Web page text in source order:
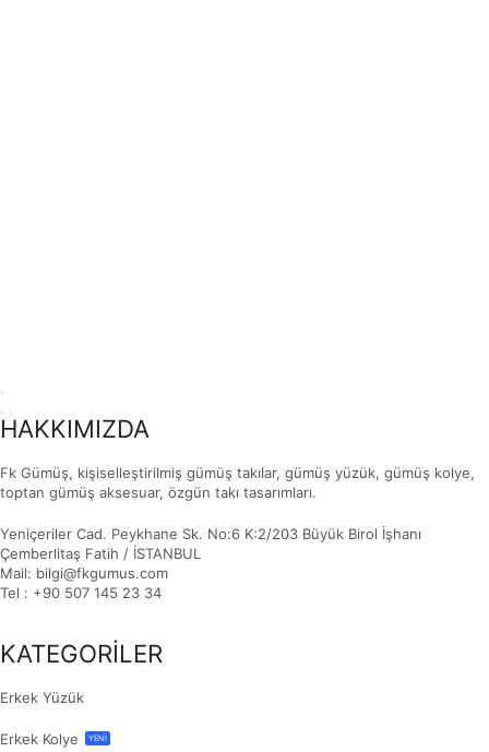
HAKKIMIZDA
Fk Gümüş, kişiselleştirilmiş gümüş takılar, gümüş yüzük, gümüş kolye,
toptan gümüş aksesuar, özgün takı tasarımları.
Yeniçeriler Cad. Peykhane Sk. No:6 K:2/203 Büyük Birol İşhanı
Çemberlitaş Fatih / İSTANBUL
Mail: bilgi@fkgumus.com
Tel : +90 507 145 23 34
KATEGORİLER
Erkek Yüzük
Erkek Kolye YENİ